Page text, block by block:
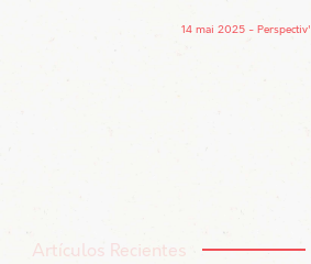
14 mai 2025 Perspectiv'
Artículos Recientes